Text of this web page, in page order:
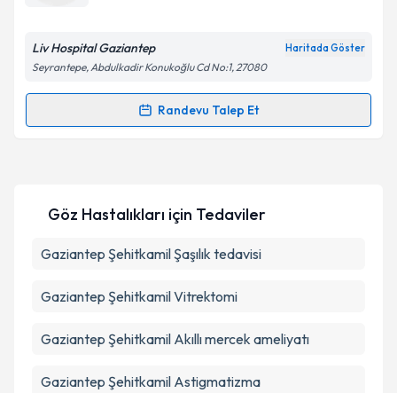
Kişisel verilerimin işlenmesine ilişkin
Metni'ni okudum ve kişisel verilerimin belirtilen
Liv Hospital Gaziantep Haritada Göster
Seyrantepe, Abdulkadir Konukoğlu Cd No:1, 27080
Randevu Talep Et
Randevu Takvimi Talebi
için bir takvim hazırlandığında e-posta ile
E-posta Adresiniz
kapsamda işlenmesini kabul ediyorum.
Göz Hastalıkları için Tedaviler
Gaziantep Şehitkamil Şaşılık tedavisi
Gaziantep Şehitkamil Vitrektomi
Gaziantep Şehitkamil Akıllı mercek ameliyatı
Gaziantep Şehitkamil Astigmatizma